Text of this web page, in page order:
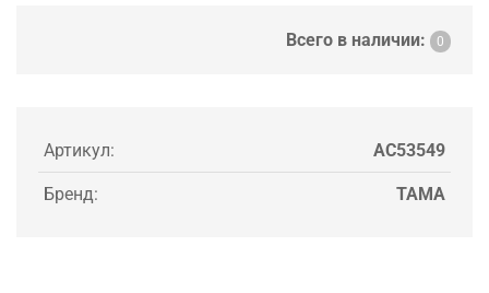
Всего в наличии: 0
Артикул: AC53549
Бренд: TAMA